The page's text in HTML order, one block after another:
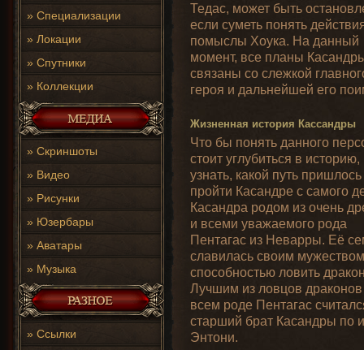
» Специализации
» Локации
» Спутники
» Коллекции
» Скриншоты
» Видео
» Рисунки
» Юзербары
» Аватары
» Музыка
» Ссылки
Тедас, может быть
если суметь понять
помыслы Хоука. На данный
момент, все планы
связаны со слежкой
героя и дальнейшей его
Жизненная история Кассандры
Что бы понять данного
стоит углубиться в историю,
узнать, какой путь пришлось
пройти Касандре с самого
Касандра родом из очень
и всеми уважаемого рода
Пентагас из Неварры. Её
славилась своим
способностью ловить
Лучшим из ловцов
всем роде Пентагас
старший брат Касандры по
Энтони.